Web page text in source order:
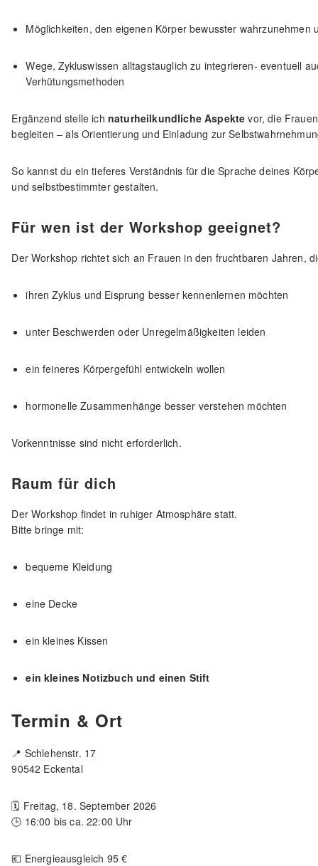
Möglichkeiten, den eigenen Körper bewusster wahrzunehmen
Wege, Zykluswissen alltagstauglich zu integrieren- eventuell
Verhütungsmethoden
Ergänzend stelle ich naturheilkundliche Aspekte vor, die
begleiten – als Orientierung und Einladung zur
So kannst du ein tieferes Verständnis für die Sprache deines
und selbstbestimmter gestalten.
Für wen ist der Workshop geeignet?
Der Workshop richtet sich an Frauen in den fruchtbaren Jahren,
ihren Zyklus und Eisprung besser kennenlernen möchten
unter Beschwerden oder Unregelmäßigkeiten leiden
ein feineres Körpergefühl entwickeln wollen
hormonelle Zusammenhänge besser verstehen möchten
Vorkenntnisse sind nicht erforderlich.
Raum für dich
Der Workshop findet in ruhiger Atmosphäre statt.
Bitte bringe mit:
bequeme Kleidung
eine Decke
ein kleines Kissen
ein kleines Notizbuch und einen Stift
Termin & Ort
📍 Schlehenstr. 17
90542 Eckental
🗓 Freitag, 18. September 2026
🕒 16:00 bis ca. 22:00 Uhr
💶 Energieausgleich 95 €